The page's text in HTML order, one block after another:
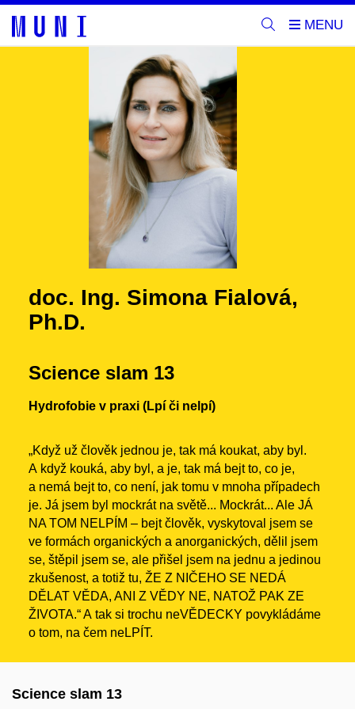
doc. Ing. Simona Fialová,
Ph.D.
Science slam 13
Hydrofobie v praxi (Lpí či nelpí)
„Když už člověk jednou je, tak má koukat, aby byl.
A když kouká, aby byl, a je, tak má bejt to, co je,
a nemá bejt to, co není, jak tomu v mnoha případech
je. Já jsem byl mockrát na světě... Mockrát... Ale JÁ
NA TOM NELPÍM – bejt člověk, vyskytoval jsem se
ve formách organických a anorganických, dělil jsem
se, štěpil jsem se, ale přišel jsem na jednu a jedinou
zkušenost, a totiž tu, ŽE Z NIČEHO SE NEDÁ
DĚLAT VĚDA, ANI Z VĚDY NE, NATOŽ PAK ZE
ŽIVOTA.“ A tak si trochu neVĚDECKY povykládáme
o tom, na čem neLPÍT.
Science slam 13